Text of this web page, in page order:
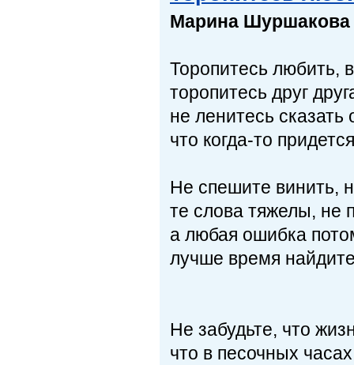
Марина Шуршакова
Торопитесь любить,
торопитесь друг
не ленитесь
что когда-то
Не спешите винить,
те слова тяжелы, не
а любая ошибка
лучше время
Не забудьте, что
что в песочных